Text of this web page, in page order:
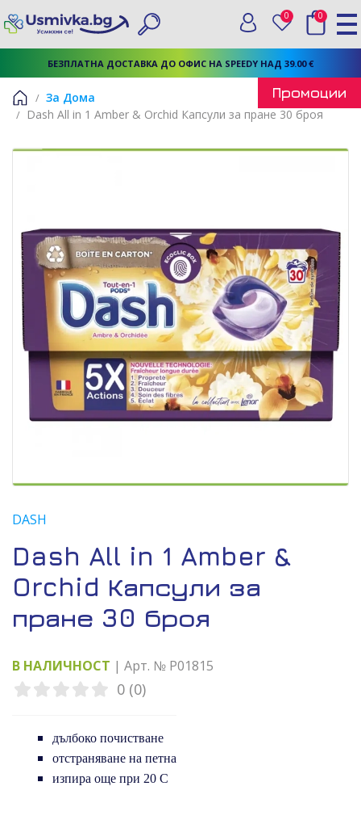
БЕЗПЛАТНА ДОСТАВКА ДО ОФИС НА SPEEDY НАД 39.00 €
Търси
Вход
0 Любими
0
Начало
За Дома
Dash All in 1 Amber & Orchid Капсули за пране 30 броя
DASH
Dash All in 1 Amber &
Orchid Капсули за
пране 30 броя
В НАЛИЧНОСТ | Арт. № P01815
0 (0)
дълбоко почистване
отстраняване на петна
изпира още при 20 С
Промоции